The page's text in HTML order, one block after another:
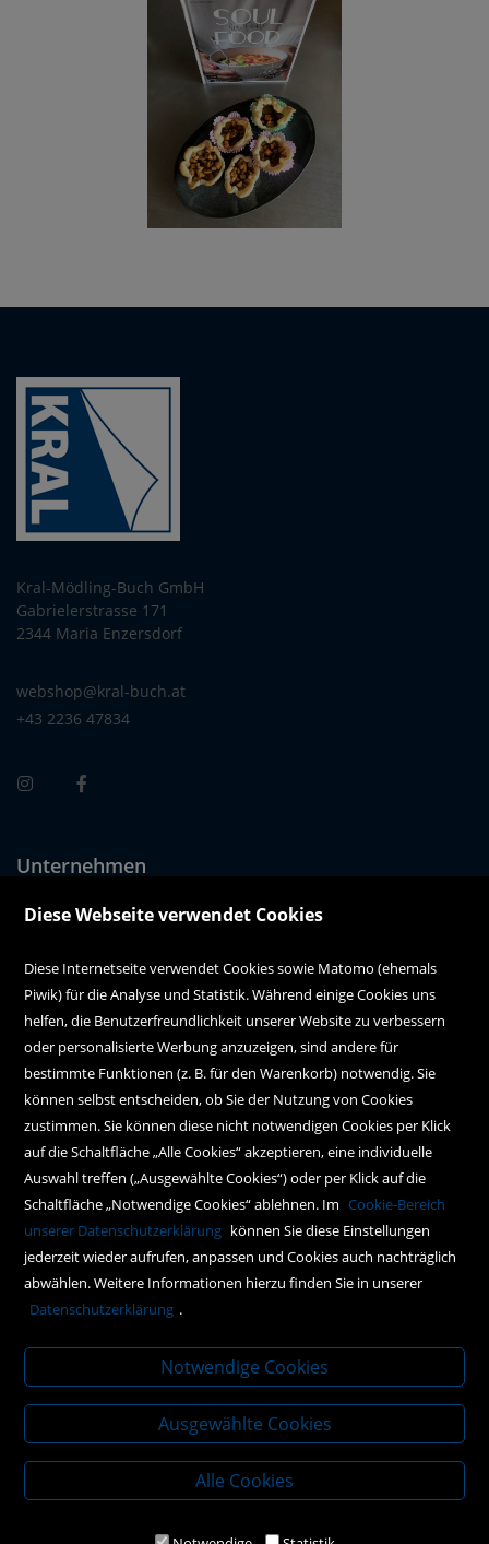
Kral-Mödling-Buch GmbH
Gabrielerstrasse 171
2344 Maria Enzersdorf
webshop@kral-buch.at
+43 2236 47834
Unternehmen
Über uns
Kundenservice
Hilfe
Kontakt
Social Media
Policy
AGBs
Impressum
Datenschutz
Diese Webseite verwendet Cookies
Diese Internetseite verwendet Cookies sowie Matomo (ehemals
Piwik) für die Analyse und Statistik. Während einige Cookies uns
helfen, die Benutzerfreundlichkeit unserer Website zu verbessern
oder personalisierte Werbung anzuzeigen, sind andere für
bestimmte Funktionen (z. B. für den Warenkorb) notwendig. Sie
können selbst entscheiden, ob Sie der Nutzung von Cookies
zustimmen. Sie können diese nicht notwendigen Cookies per Klick
auf die Schaltfläche „Alle Cookies“ akzeptieren, eine individuelle
Auswahl treffen („Ausgewählte Cookies“) oder per Klick auf die
Schaltfläche „Notwendige Cookies“ ablehnen. Im Cookie-Bereich
unserer Datenschutzerklärung können Sie diese Einstellungen
jederzeit wieder aufrufen, anpassen und Cookies auch nachträglich
abwählen. Weitere Informationen hierzu finden Sie in unserer
Datenschutzerklärung .
Notwendige Cookies
Ausgewählte Cookies
Alle Cookies